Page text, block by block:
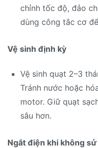
chỉnh tốc độ, đảo
dùng công tắc cơ
Vệ sinh định kỳ
Vệ sinh quạt 2–3
Tránh nước hoặc
motor. Giữ quạt
sâu hơn.
Ngắt điện khi không